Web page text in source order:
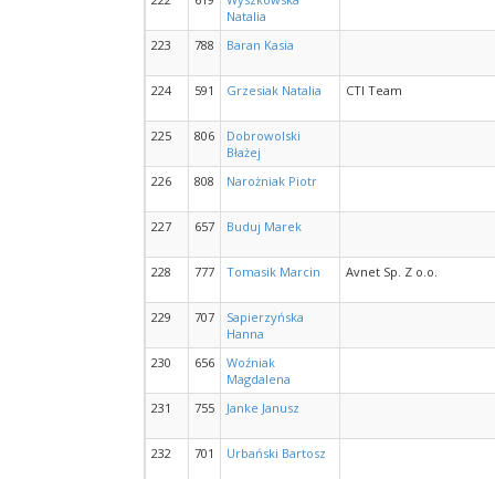
Natalia
223
788 Baran Kasia
224 591 Grzesiak Natalia CTI Team
225 806
Dobrowolski
Błażej
226
808 Narożniak Piotr
227 657 Buduj Marek
228 777 Tomasik Marcin Avnet Sp. Z o.o.
229 707
Sapierzyńska
Hanna
230
656
Woźniak
Magdalena
231
755 Janke Janusz
232 701 Urbański Bartosz